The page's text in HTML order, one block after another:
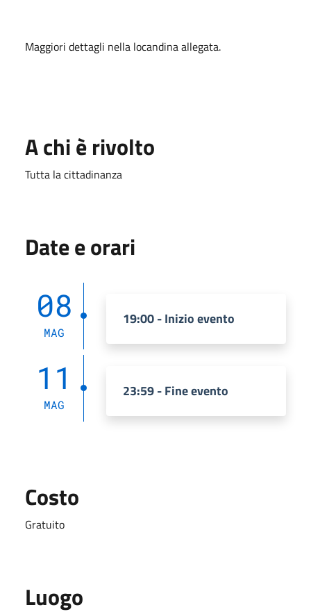
Maggiori dettagli nella locandina allegata.
A chi è rivolto
Tutta la cittadinanza
Date e orari
08
MAG
19:00 - Inizio evento
11
MAG
23:59 - Fine evento
Costo
Gratuito
Luogo